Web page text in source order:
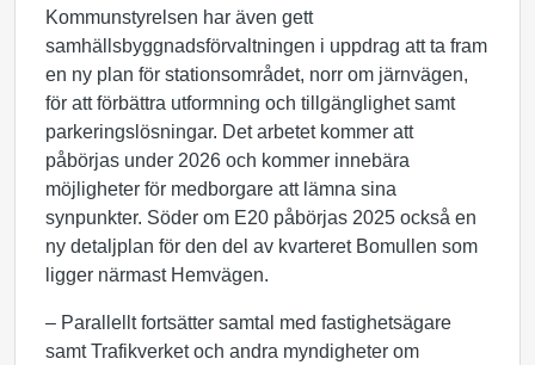
Kommunstyrelsen har även gett
samhällsbyggnadsförvaltningen i uppdrag att ta fram
en ny plan för stationsområdet, norr om järnvägen,
för att förbättra utformning och tillgänglighet samt
parkeringslösningar. Det arbetet kommer att
påbörjas under 2026 och kommer innebära
möjligheter för medborgare att lämna sina
synpunkter. Söder om E20 påbörjas 2025 också en
ny detaljplan för den del av kvarteret Bomullen som
ligger närmast Hemvägen.
– Parallellt fortsätter samtal med fastighetsägare
samt Trafikverket och andra myndigheter om